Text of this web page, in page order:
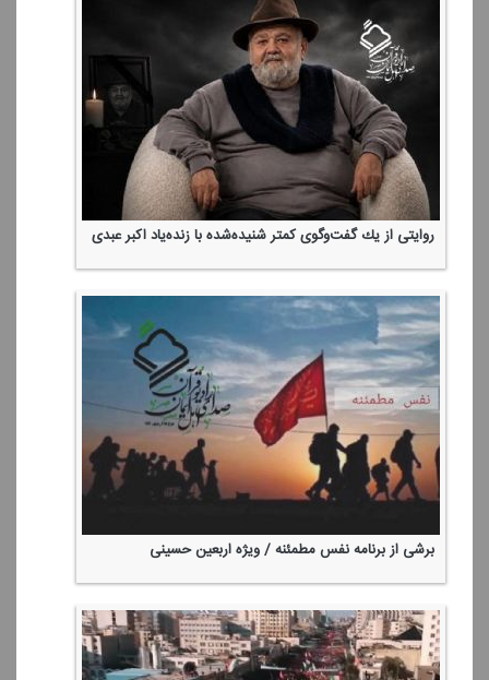
روایتی از یك گفت‌وگوی كمتر شنیده‌شده با زنده‌یاد اكبر عبدی
برشی از برنامه نفس مطمئنه / ویژه اربعین حسینی